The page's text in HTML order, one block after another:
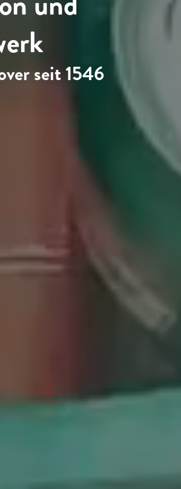
seit 1546